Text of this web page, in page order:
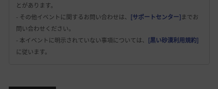
とがあります。
- その他イベントに関するお問い合わせは、 [サポートセンター]までお
問い合わせください。
- 本イベントに明示されていない事項については、 [黒い砂漠利用規約]
に従います。